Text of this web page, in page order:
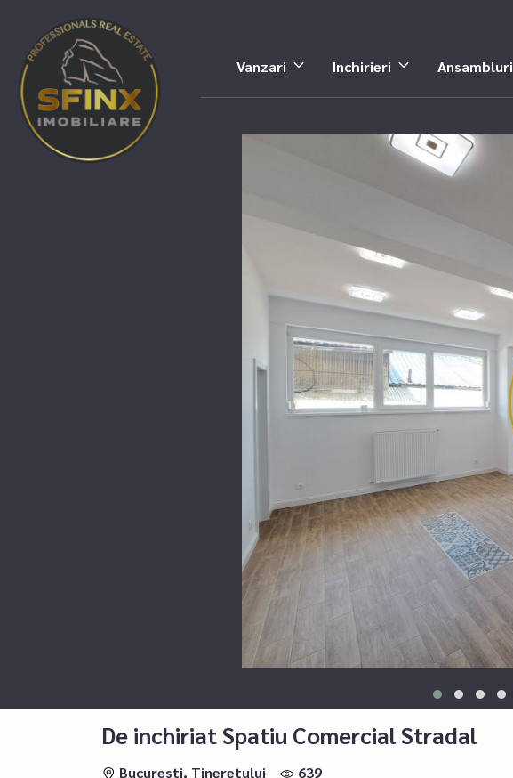
Vanzari Inchirieri Ansambluri
De inchiriat Spatiu Comercial Stradal
Bucuresti, Tineretului 639